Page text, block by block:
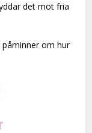
det mot fria
om hur